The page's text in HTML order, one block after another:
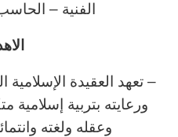
الفنية –
– تعهد العقيدة
ورعايته بتربية
وعقله ولغته